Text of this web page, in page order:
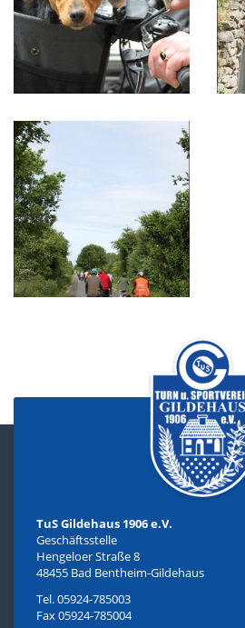
TuS Gildehaus 1906 e.V.
Geschäftsstelle
Hengeloer Straße 8
48455 Bad Bentheim-Gildehaus
Tel. 05924-785003
Fax 05924-785004